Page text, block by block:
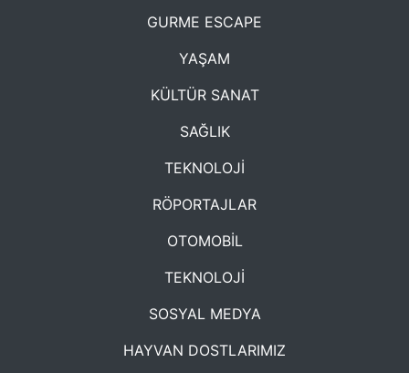
GURME ESCAPE
YAŞAM
KÜLTÜR SANAT
SAĞLIK
TEKNOLOJİ
RÖPORTAJLAR
OTOMOBİL
TEKNOLOJİ
SOSYAL MEDYA
HAYVAN DOSTLARIMIZ